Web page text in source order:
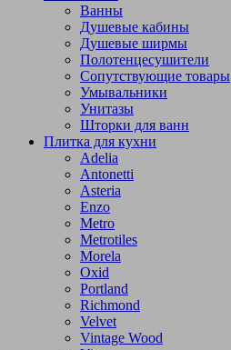
Ванны
Душевые кабины
Душевые ширмы
Полотенцесушители
Сопутствующие товары
Умывальники
Унитазы
Шторки для ванн
Плитка для кухни
Adelia
Antonetti
Asteria
Enzo
Metro
Metrotiles
Morela
Oxid
Portland
Richmond
Velvet
Vintage Wood